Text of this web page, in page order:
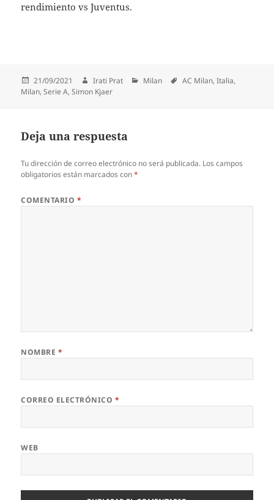
rendimiento vs Juventus.
Publicado
el
21/09/2021 Autor
Irati Prat Categorías
Milan Etiquetas
AC Milan,Italia,
Milan,Serie A,Simon Kjaer
Deja una respuesta
Tu dirección de correo electrónico no será publicada. Los campos
obligatorios están marcados con*
COMENTARIO *
NOMBRE *
CORREO ELECTRÓNICO *
WEB